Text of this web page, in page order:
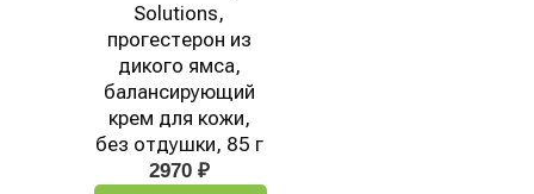
Solutions,
прогестерон из
дикого ямса,
балансирующий
крем для кожи,
без отдушки, 85 г
2970 ₽